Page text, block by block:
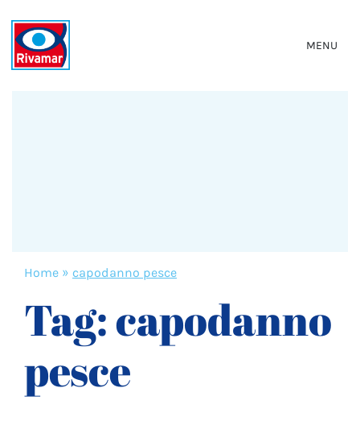
MENU
Home » capodanno pesce
Tag:capodanno
pesce